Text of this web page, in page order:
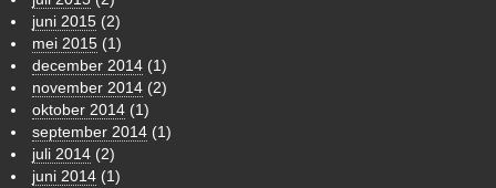
juni 2015 (2)
mei 2015 (1)
december 2014 (1)
november 2014 (2)
oktober 2014 (1)
september 2014 (1)
juli 2014 (2)
juni 2014 (1)